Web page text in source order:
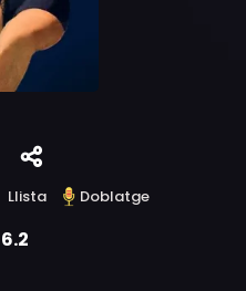
Llista Doblatge
6.2